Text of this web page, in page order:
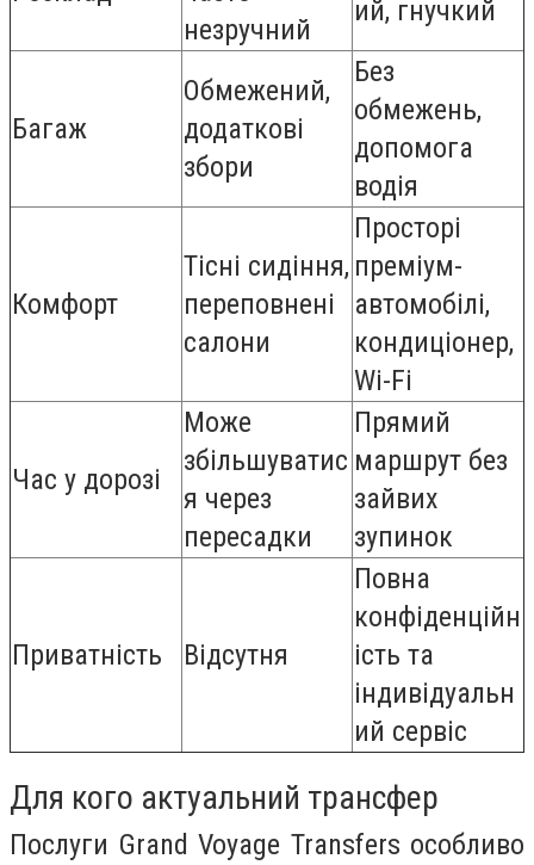
незручний
ий, гнучкий
Багаж
Обмежений,
додаткові
збори
Без
обмежень,
допомога
водія
Комфорт
Тісні сидіння,
переповнені
салони
Просторі
преміум-
автомобілі,
кондиціонер,
Wi-Fi
Час у дорозі
Може
збільшуватис
я через
пересадки
Прямий
маршрут без
зайвих
зупинок
Приватність Відсутня
Повна
конфіденційн
ість та
індивідуальн
ий сервіс
Для кого актуальний трансфер
Послуги Grand Voyage Transfers особливо